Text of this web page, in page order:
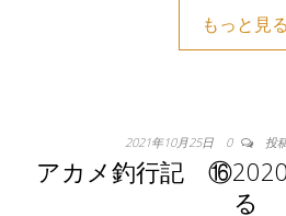
もっと見る
2021年10月25日 0 投
アカメ釣行記 ⑯2020
る